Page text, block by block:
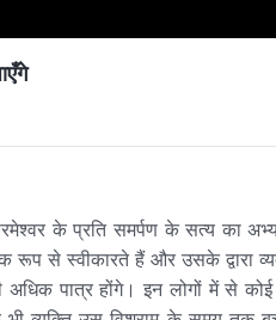
के प्रति समर्पण के सत्य का
रूप से स्वीकारते हैं और उसके द्वारा
पात्र होंगे। इन लोगों में से कोई